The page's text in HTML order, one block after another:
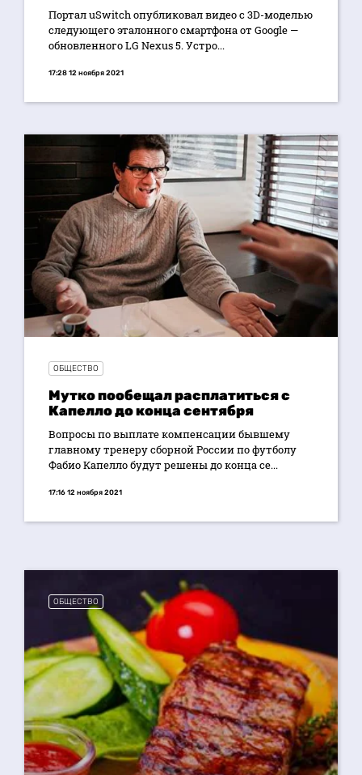
Портал uSwitch опубликовал видео с 3D-моделью
следующего эталонного смартфона от Google —
обновленного LG Nexus 5. Устро...
17:28 12 ноября 2021
ОБЩЕСТВО
Мутко пообещал расплатиться с
Капелло до конца сентября
Вопросы по выплате компенсации бывшему
главному тренеру сборной России по футболу
Фабио Капелло будут решены до конца се...
17:16 12 ноября 2021
ОБЩЕСТВО